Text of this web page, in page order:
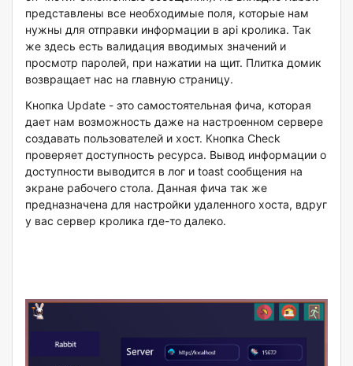
представлены все необходимые поля, которые нам
нужны для отправки информации в api кролика. Так
же здесь есть валидация вводимых значений и
просмотр паролей, при нажатии на щит. Плитка домик
возвращает нас на главную страницу.
Кнопка Update - это самостоятельная фича, которая
дает нам возможность даже на настроенном сервере
создавать пользователей и хост. Кнопка Check
проверяет доступность ресурса. Вывод информации о
доступности выводится в лог и toast сообщения на
экране рабочего стола. Данная фича так же
предназначена для настройки удаленного хоста, вдруг
у вас сервер кролика где-то далеко.